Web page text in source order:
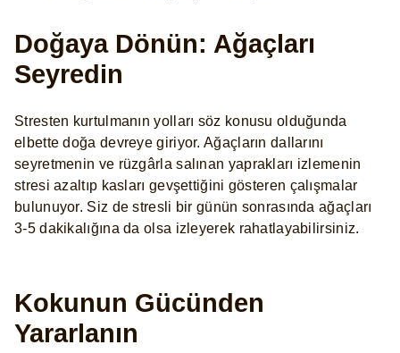
Doğaya Dönün: Ağaçları
Seyredin
Stresten kurtulmanın yolları söz konusu olduğunda
elbette doğa devreye giriyor. Ağaçların dallarını
seyretmenin ve rüzgârla salınan yaprakları izlemenin
stresi azaltıp kasları gevşettiğini gösteren çalışmalar
bulunuyor. Siz de stresli bir günün sonrasında ağaçları
3-5 dakikalığına da olsa izleyerek rahatlayabilirsiniz.
Kokunun Gücünden
Yararlanın